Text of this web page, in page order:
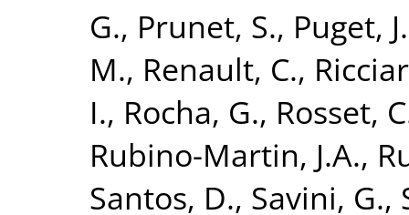
G., Prunet, S., Puget,
M., Renault, C.,
I., Rocha, G., Rosset,
Rubino-Martin, J.A.,
Santos, D., Savini, G.,